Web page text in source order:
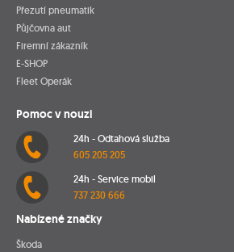
Přezutí pneumatik
Půjčovna aut
Firemní zákazník
E-SHOP
Fleet Operák
Pomoc v nouzi
24h - Odtahová služba
605 205 205
24h - Service mobil
737 230 666
Nabízené značky
Škoda